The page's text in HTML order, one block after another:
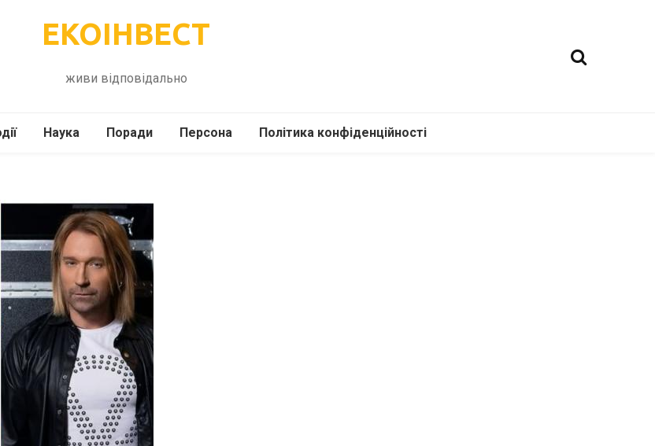
ЕКОІНВЕСТ
живи відповідально
Наука
Психологія
Технології
Поради
Здоров’я
Сад-Город
Персона Політика конфіденційності